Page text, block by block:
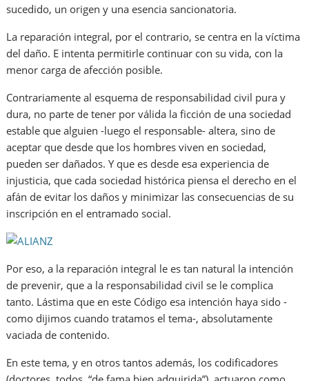
sucedido, un origen y una esencia sancionatoria.
La reparación integral, por el contrario, se centra en la víctima
del daño. E intenta permitirle continuar con su vida, con la
menor carga de afección posible.
Contrariamente al esquema de responsabilidad civil pura y
dura, no parte de tener por válida la ficción de una sociedad
estable que alguien -luego el responsable- altera, sino de
aceptar que desde que los hombres viven en sociedad,
pueden ser dañados. Y que es desde esa experiencia de
injusticia, que cada sociedad histórica piensa el derecho en el
afán de evitar los daños y minimizar las consecuencias de su
inscripción en el entramado social.
Por eso, a la reparación integral le es tan natural la intención
de prevenir, que a la responsabilidad civil se le complica
tanto. Lástima que en este Código esa intención haya sido -
como dijimos cuando tratamos el tema-, absolutamente
vaciada de contenido.
En este tema, y en otros tantos además, los codificadores